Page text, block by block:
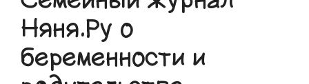
Няня.Ру о
беременности и